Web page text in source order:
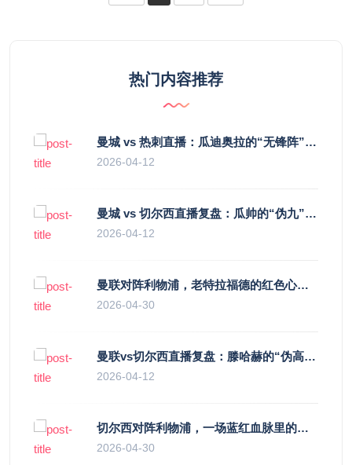
热门内容推荐
曼城 vs 热刺直播：瓜迪奥拉的“无锋阵”是天才设计还是自废武功？
2026-04-12
曼城 vs 切尔西直播复盘：瓜帅的“伪九”陷阱，如何绞杀蓝军的“三中卫”？
2026-04-12
曼联对阵利物浦，老特拉福德的红色心跳与蓝色暗涌
2026-04-30
曼联vs切尔西直播复盘：滕哈赫的“伪高位”与波切蒂诺的“无锋阵”，谁更拧巴？
2026-04-12
切尔西对阵利物浦，一场蓝红血脉里的恩怨与忠诚
2026-04-30